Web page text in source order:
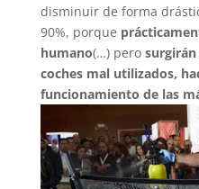
disminuir de forma
90%, porque
humano(…) perosurgirán
coches mal utilizados,
funcionamiento de las